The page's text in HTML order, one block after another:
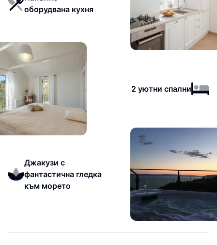
оборудвана кухня
2 уютни спални
Джакузи с
фантастична гледка
към морето